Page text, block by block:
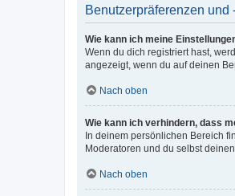
Benutzerpräferenzen und
Wie kann ich meine
Wenn du dich registriert hast,
angezeigt, wenn du auf deinen
Nach oben
Wie kann ich verhindern, dass
In deinem persönlichen Bereich
Moderatoren und du selbst
Nach oben